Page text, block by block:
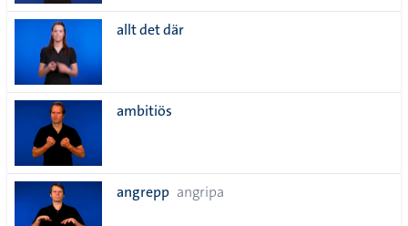
allt det där
ambitiös
angrepp angripa